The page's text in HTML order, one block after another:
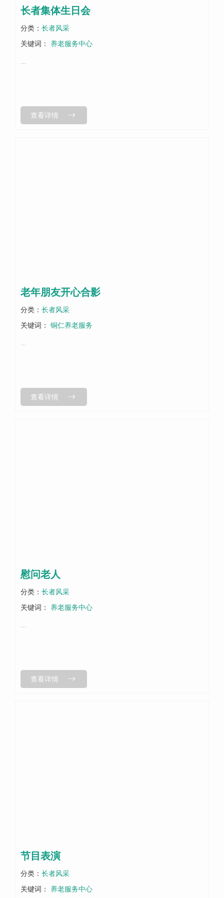
长者集体生日会
分类： 长者风采
关键词：
养老服务中心
查看详情
老年朋友开心合影
分类： 长者风采
关键词：
铜仁养老服务
查看详情
慰问老人
分类： 长者风采
关键词：
养老服务中心
查看详情
节目表演
分类： 长者风采
关键词：
养老服务中心